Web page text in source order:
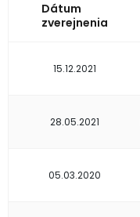
Dátum
zverejnenia
15.12.2021
28.05.2021
05.03.2020